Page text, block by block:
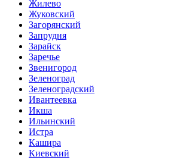
Жилево
Жуковский
Загорянский
Запрудня
Зарайск
Заречье
Звенигород
Зеленоград
Зеленоградский
Ивантеевка
Икша
Ильинский
Истра
Кашира
Киевский